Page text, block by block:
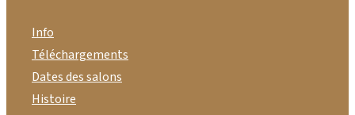
Info
Téléchargements
Dates des salons
Histoire